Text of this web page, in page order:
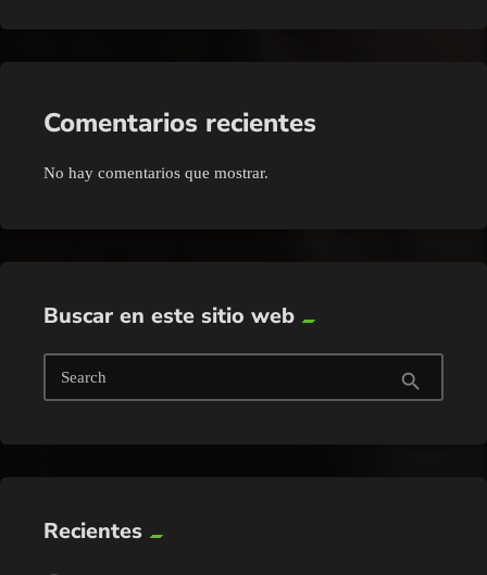
Comentarios recientes
No hay comentarios que mostrar.
Buscar en este sitio web
Search search
Recientes